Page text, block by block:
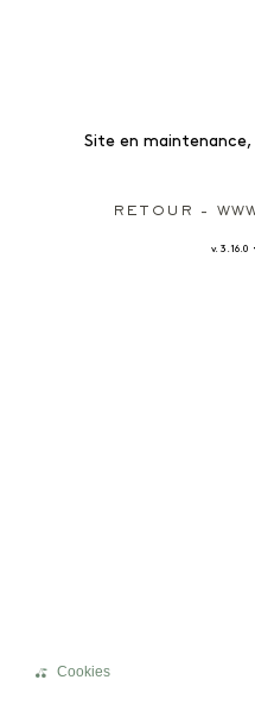
Site en
RETOUR -
v. 3.16.0